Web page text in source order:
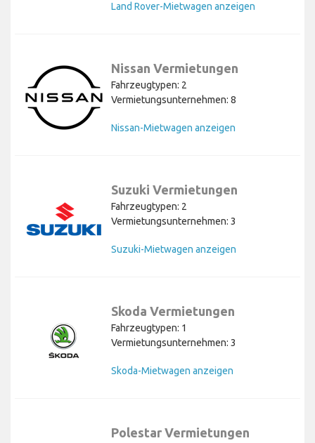
Land Rover-Mietwagen anzeigen
Nissan Vermietungen
Fahrzeugtypen: 2
Vermietungsunternehmen: 8
Nissan-Mietwagen anzeigen
Suzuki Vermietungen
Fahrzeugtypen: 2
Vermietungsunternehmen: 3
Suzuki-Mietwagen anzeigen
Skoda Vermietungen
Fahrzeugtypen: 1
Vermietungsunternehmen: 3
Skoda-Mietwagen anzeigen
Polestar Vermietungen